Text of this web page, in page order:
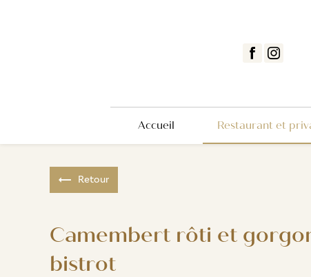
Accueil Restaurant et
Retour
Camembert rôti et
bistrot